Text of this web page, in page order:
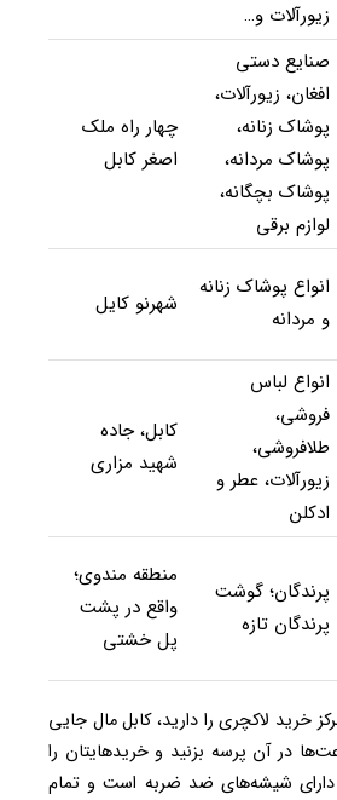
زیورآلات و…
صنایع دستی
افغان، زیورآلات،
پوشاک زنانه،
پوشاک مردانه،
پوشاک بچگانه،
لوازم برقی
چهار راه ملک
اصغر کابل
انواع پوشاک زنانه
و مردانه
شهرنو کایل
انواع لباس
فروشی،
طلافروشی،
زیورآلات، عطر و
ادکلن
کابل، جاده
شهید مزاری
پرندگان؛ گوشت
پرندگان تازه
منطقه مندوی؛
واقع در پشت
پل خشتی
خرید لاکچری را دارید، کابل مال جایی
در آن پرسه بزنید و خریدهایتان را
دارای شیشه‌های ضد ضربه است و تمام